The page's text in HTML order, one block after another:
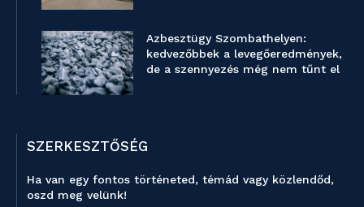
Azbesztügy Szombathelyen:
kedvezőbbek a levegőeredmények,
de a szennyezés még nem tűnt el
SZERKESZTŐSÉG
Ha van egy fontos történeted, témád vagy közlendőd,
oszd meg velünk!